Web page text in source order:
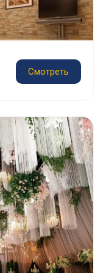
Смотреть